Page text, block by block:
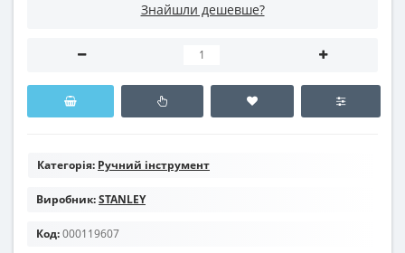
Знайшли дешевше?
Категорія: Ручний інструмент
Виробник:STANLEY
Код:000119607